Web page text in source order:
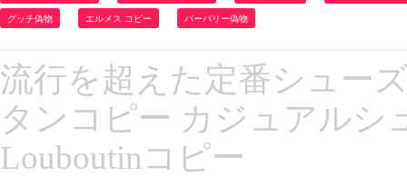
グッチ偽物 エルメス コピー バーバリー偽物
流行を超えた定番シュー
タンコピー カジュアルシ
Louboutinコピー